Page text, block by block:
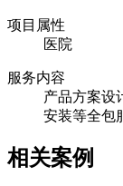
项目属性
医院
服务内容
产品方案设
安装等全包
相关案例